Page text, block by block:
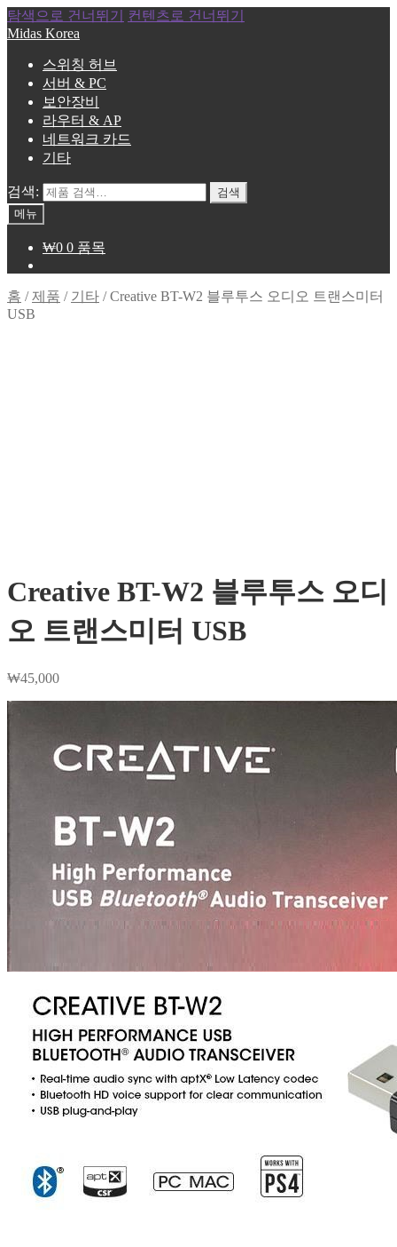
탐색으로 건너뛰기
컨텐츠로 건너뛰기
Midas Korea
스위칭 허브
서버 & PC
보안장비
라우터 & AP
네트워크 카드
기타
검색:
검색
메뉴
₩0 0 품목
홈 /제품 / 기타 /Creative BT-W2 블루투스 오디오 트랜스미터
USB
Creative BT-W2 블루투스 오디
오 트랜스미터 USB
₩45,000